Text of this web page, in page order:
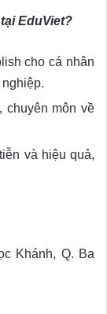
EduViet?
cho cá nhân
chuyên môn về
và hiệu quả,
Khánh, Q. Ba